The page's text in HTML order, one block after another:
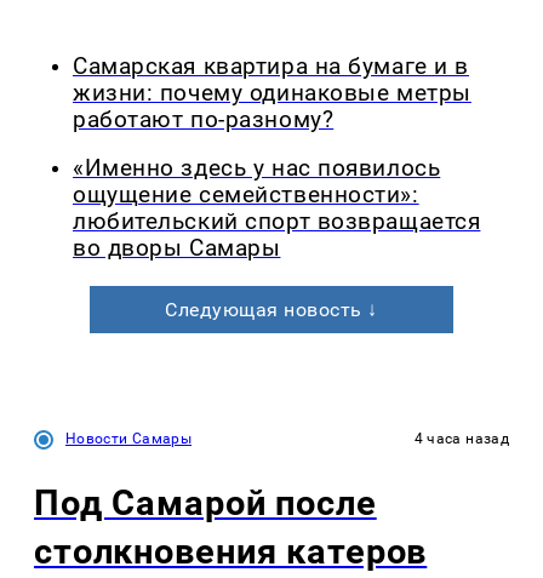
Самарская квартира на бумаге и в
жизни: почему одинаковые метры
работают по-разному?
«Именно здесь у нас появилось
ощущение семейственности»:
любительский спорт возвращается
во дворы Самары
Следующая новость ↓
Новости Самары 4 часа назад
Под Самарой после
столкновения катеров